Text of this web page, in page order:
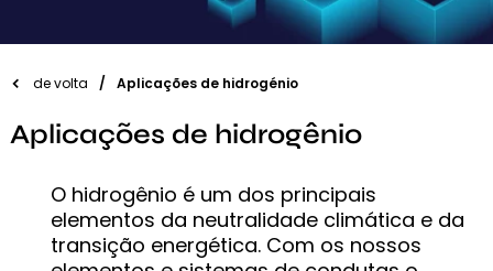
de volta Aplicações de hidrogénio
Aplicações de hidrogênio
O hidrogênio é um dos principais
elementos da neutralidade climática e da
transição energética. Com os nossos